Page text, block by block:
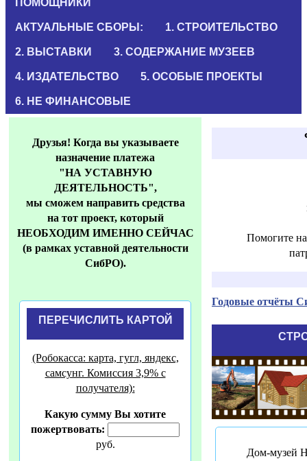
АКТУАЛЬНЫЕ СБОРЫ: 1. СТРОИТЕЛЬСТВО
2. ВЫСТАВКИ 3. СОДЕРЖАНИЕ МУЗЕЕВ
4. ИЗДАТЕЛЬСТВО 5. ОСОБЫЕ ПРОЕКТЫ
6. НЕ ФИНАНСОВЫЕ
Друзья! Когда вы указываете
назначение платежа
"НА УСТАВНУЮ
ДЕЯТЕЛЬНОСТЬ",
мы сможем направить средства
на тот проект, который
НЕОБХОДИМ ИМЕННО СЕЙЧАС
(в рамках уставной деятельности
СибРО).
ПЕРЕЧИСЛИТЬ КАРТОЙ
(Робокасса: карта, гугл, яндекс,
самсунг. Комиссия 3,9% с
получателя):
Какую сумму Вы хотите
пожертвовать:
руб.
Помогите
Годовые отчёты
Дом-музей